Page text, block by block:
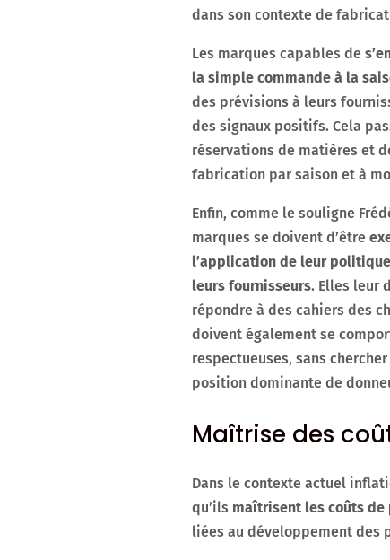
dans son contexte de
Les marques capables de
la simple commande à la
des prévisions à leurs
des signaux positifs. Cela
réservations de matières et
fabrication par saison et à
Enfin, comme le souligne
marques se doivent d’être
l’application de leur
leurs fournisseurs. Elles leur
répondre à des cahiers des
doivent également se
respectueuses, sans
position dominante de
Maîtrise des
Dans le contexte actuel
qu’ils maîtrisent les coûts de
liées au développement des